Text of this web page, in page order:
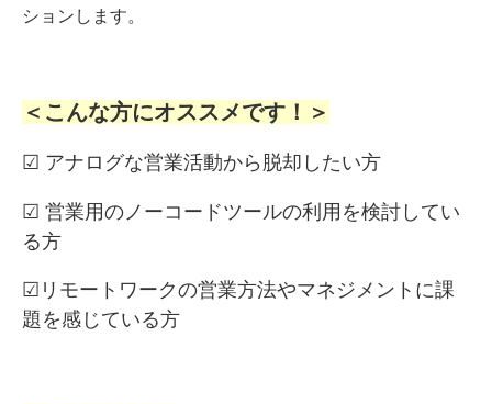
ションします。
＜こんな方にオススメです！＞
☑ アナログな営業活動から脱却したい方
☑ 営業用のノーコードツールの利用を検討してい
る方
☑リモートワークの営業方法やマネジメントに課
題を感じている方